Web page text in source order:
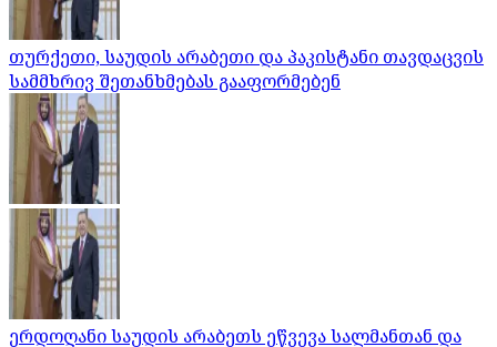
თურქეთი, საუდის არაბეთი და პაკისტანი თავდაცვის
სამმხრივ შეთანხმებას გააფორმებენ
ერდოღანი საუდის არაბეთს ეწვევა სალმანთან და